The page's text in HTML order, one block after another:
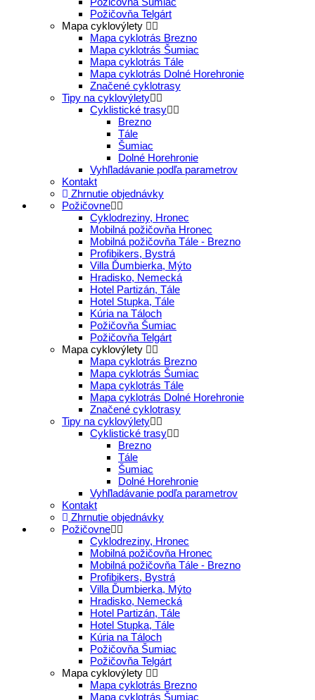
Požičovňa Telgárt
Mapa cyklovýlety
Mapa cyklotrás Brezno
Mapa cyklotrás Šumiac
Mapa cyklotrás Tále
Mapa cyklotrás Dolné Horehronie
Značené cyklotrasy
Tipy na cyklovýlety
Cyklistické trasy
Brezno
Tále
Šumiac
Dolné Horehronie
Vyhľladávanie podľa parametrov
Kontakt
Zhrnutie objednávky
Požičovne
Cyklodreziny, Hronec
Mobilná požičovňa Hronec
Mobilná požičovňa Tále - Brezno
Profibikers, Bystrá
Villa Ďumbierka, Mýto
Hradisko, Nemecká
Hotel Partizán, Tále
Hotel Stupka, Tále
Kúria na Táloch
Požičovňa Šumiac
Požičovňa Telgárt
Mapa cyklovýlety
Mapa cyklotrás Brezno
Mapa cyklotrás Šumiac
Mapa cyklotrás Tále
Mapa cyklotrás Dolné Horehronie
Značené cyklotrasy
Tipy na cyklovýlety
Cyklistické trasy
Brezno
Tále
Šumiac
Dolné Horehronie
Vyhľladávanie podľa parametrov
Kontakt
Zhrnutie objednávky
Požičovne
Cyklodreziny, Hronec
Mobilná požičovňa Hronec
Mobilná požičovňa Tále - Brezno
Profibikers, Bystrá
Villa Ďumbierka, Mýto
Hradisko, Nemecká
Hotel Partizán, Tále
Hotel Stupka, Tále
Kúria na Táloch
Požičovňa Šumiac
Požičovňa Telgárt
Mapa cyklovýlety
Mapa cyklotrás Brezno
Mapa cyklotrás Šumiac